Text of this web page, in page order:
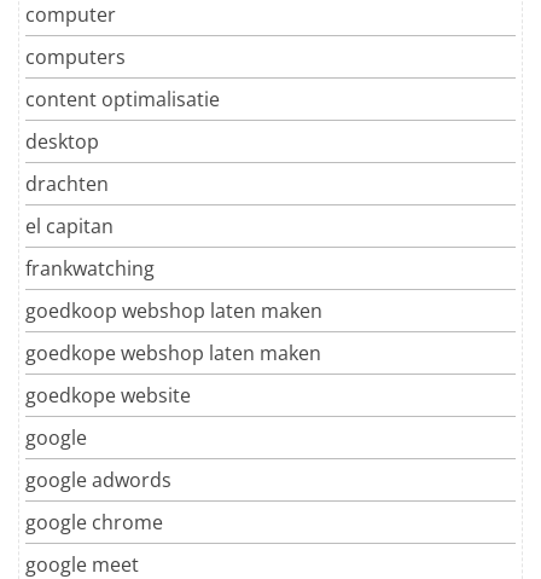
computer
computers
content optimalisatie
desktop
drachten
el capitan
frankwatching
goedkoop webshop laten maken
goedkope webshop laten maken
goedkope website
google
google adwords
google chrome
google meet